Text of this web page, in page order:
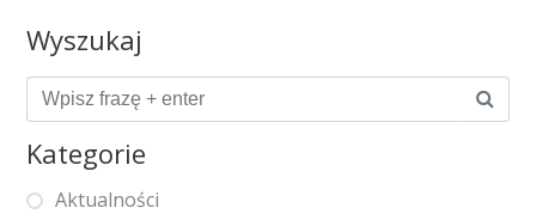
Wyszukaj
Kategorie
Aktualności